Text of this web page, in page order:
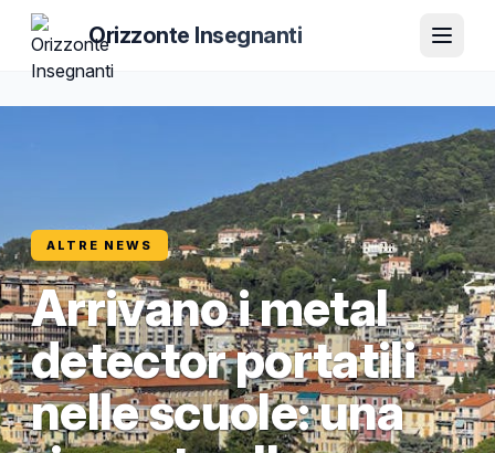
Orizzonte Insegnanti
ALTRE NEWS
Arrivano i metal
detector portatili
nelle scuole: una